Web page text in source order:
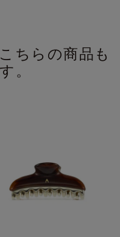
ちらの商品も
。